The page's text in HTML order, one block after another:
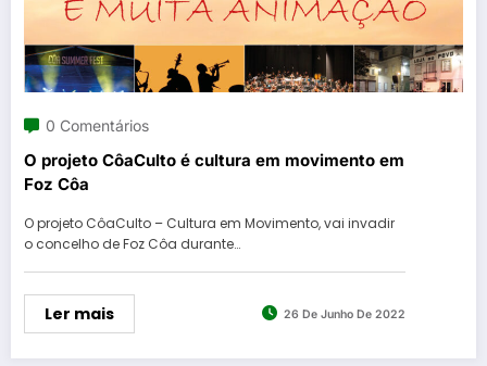
0 Comentários
O projeto CôaCulto é cultura em movimento em
Foz Côa
O projeto CôaCulto – Cultura em Movimento, vai invadir
o concelho de Foz Côa durante…
Ler mais 26 De Junho De 2022